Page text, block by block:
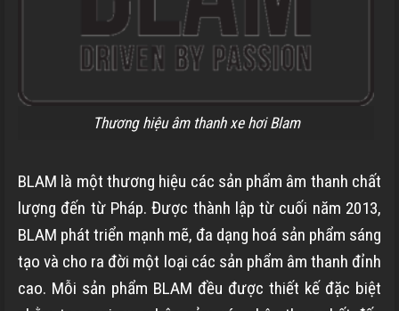
Thương hiệu âm thanh xe hơi Blam
BLAM là một thương hiệu các sản phẩm âm thanh chất
lượng đến từ Pháp. Được thành lập từ cuối năm 2013,
BLAM phát triển mạnh mẽ, đa dạng hoá sản phẩm sáng
tạo và cho ra đời một loại các sản phẩm âm thanh đỉnh
cao. Mỗi sản phẩm BLAM đều được thiết kế đặc biệt